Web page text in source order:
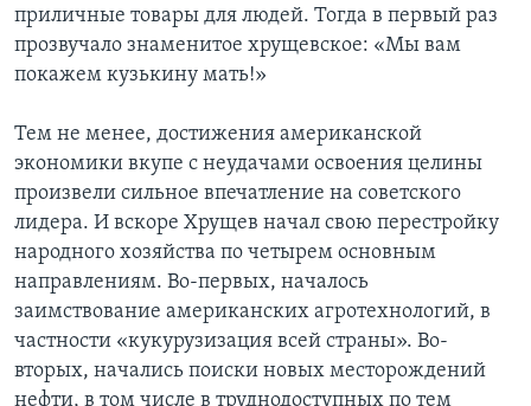
приличные товары для людей. Тогда в первый раз
прозвучало знаменитое хрущевское: «Мы вам
покажем кузькину мать!»
Тем не менее, достижения американской
экономики вкупе с неудачами освоения целины
произвели сильное впечатление на советского
лидера. И вскоре Хрущев начал свою перестройку
народного хозяйства по четырем основным
направлениям. Во-первых, началось
заимствование американских агротехнологий, в
частности «кукурузизация всей страны». Во-
вторых, начались поиски новых месторождений
нефти, в том числе в труднодоступных по тем